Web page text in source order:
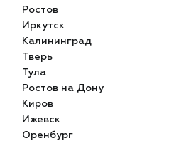
Ростов
Иркутск
Калининград
Тверь
Тула
Ростов на Дону
Киров
Ижевск
Оренбург